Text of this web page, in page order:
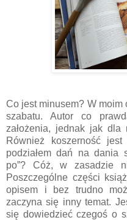
Co jest minusem? W
szabatu. Autor co
założenia, jednak jak
Również koszerność
podziałem dań na dania
po”? Cóż, w zasadzie
Poszczególne części
opisem i bez trudno
zaczyna się inny temat.
się dowiedzieć czegoś o